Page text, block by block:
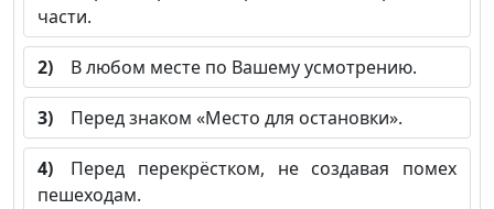
части.
2) В любом месте по Вашему усмотрению.
3) Перед знаком «Место для остановки».
4) Перед перекрёстком, не создавая помех
пешеходам.